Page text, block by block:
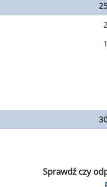
Sprawdź czy